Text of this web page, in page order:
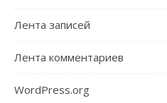
Лента записей
Лента комментариев
WordPress.org